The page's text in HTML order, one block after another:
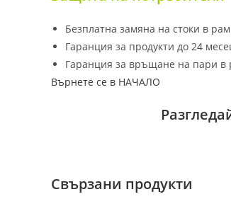
Безплатна замяна на стоки в
Гаранция за продукти до 24
Гаранция за връщане на пари в
Върнете се в НАЧАЛО
Свързани продукти